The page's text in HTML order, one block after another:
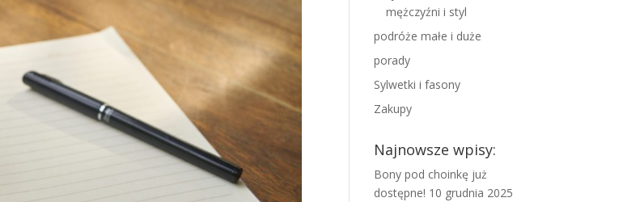
mężczyźni i styl
podróże małe i duże
porady
Sylwetki i fasony
Zakupy
Najnowsze wpisy:
Bony pod choinkę już
dostępne! 10 grudnia 2025